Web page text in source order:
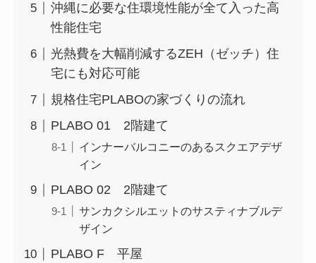
沖縄に必要な住環境性能が全て入った高
性能住宅
光熱費を大幅削減するZEH（ゼッチ）住
宅にも対応可能
規格住宅PLABOの家づくりの流れ
PLABO 01 2階建て
インナーバルコニーのあるスクエアデザ
イン
PLABO 02 2階建て
サンカクシルエットのサスティナブルデ
ザイン
PLABO F 平屋